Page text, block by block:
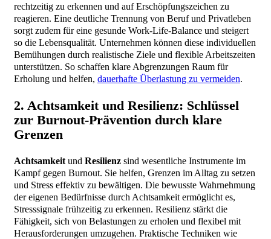
rechtzeitig zu erkennen und auf Erschöpfungszeichen zu
reagieren. Eine deutliche Trennung von Beruf und Privatleben
sorgt zudem für eine gesunde Work-Life-Balance und steigert
so die Lebensqualität. Unternehmen können diese individuellen
Bemühungen durch realistische Ziele und flexible Arbeitszeiten
unterstützen. So schaffen klare Abgrenzungen Raum für
Erholung und helfen, dauerhafte Überlastung zu vermeiden.
2. Achtsamkeit und Resilienz: Schlüssel
zur Burnout-Prävention durch klare
Grenzen
Achtsamkeit und Resilienz sind wesentliche Instrumente im
Kampf gegen Burnout. Sie helfen, Grenzen im Alltag zu setzen
und Stress effektiv zu bewältigen. Die bewusste Wahrnehmung
der eigenen Bedürfnisse durch Achtsamkeit ermöglicht es,
Stresssignale frühzeitig zu erkennen. Resilienz stärkt die
Fähigkeit, sich von Belastungen zu erholen und flexibel mit
Herausforderungen umzugehen. Praktische Techniken wie